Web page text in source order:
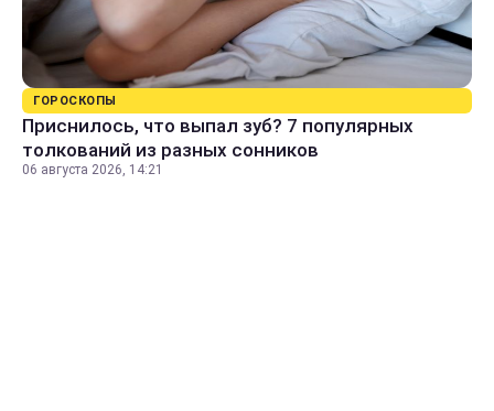
ГОРОСКОПЫ
Приснилось, что выпал зуб? 7 популярных
толкований из разных сонников
06 августа 2026, 14:21